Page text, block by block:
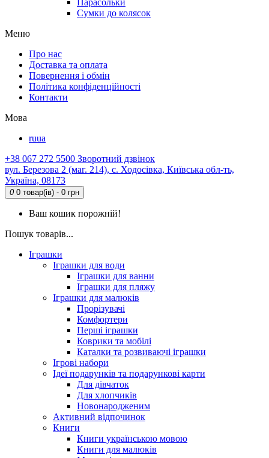
Парасольки
Сумки до колясок
Меню
Про нас
Доставка та оплата
Повернення і обмін
Політика конфіденційності
Контакти
Мова
ruua
+38 067 272 5500 Зворотний дзвінок
вул. Березова 2 (маг. 214), с. Ходосівка, Київська обл-ть,
Україна, 08173
0 0 товар(ів) - 0 грн
Ваш кошик порожній!
Пошук товарів...
Іграшки
Іграшки для води
Іграшки для ванни
Іграшки для пляжу
Іграшки для малюків
Прорізувачі
Комфортери
Перші іграшки
Коврики та мобілі
Каталки та розвиваючі іграшки
Ігрові набори
Ідеї ​​подарунків та подарункові карти
Для дівчаток
Для хлопчиків
Новонародженим
Активний відпочинок
Книги
Книги українською мовою
Книги для малюків